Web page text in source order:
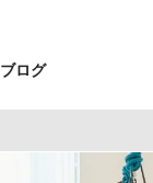
ブログ